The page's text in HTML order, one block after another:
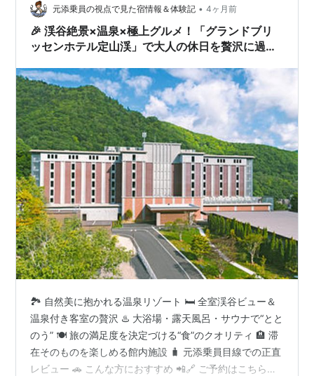
ので ベッドが居間と寝室に分かれているのも落ち着きま
す😊 食事は時間をかけて懐石料理をいただきます 半個…
元添乗員の視点で見た宿情報＆体験記 • 4ヶ月前
🎉 渓谷絶景×温泉×極上グルメ！「グランドブリ
ッセンホテル定山渓」で大人の休日を贅沢に過ご
🏞️ 自然美に抱かれる温泉リゾート 🛏️ 全室渓谷ビュー＆
温泉付き客室の贅沢 ♨️ 大浴場・露天風呂・サウナで“とと
のう” 🍽️ 旅の満足度を決定づける“食”のクオリティ 🏨 滞
在そのものを楽しめる館内施設 🧳 元添乗員目線での正直
レビュー 🚗 こんな方におすすめ 📲🔗 ご予約はこちら↓